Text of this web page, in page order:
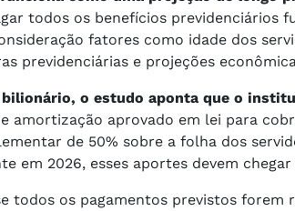
todos os benefícios previdenciários
fatores como idade dos
previdenciárias e projeções
o estudo aponta que o
amortização aprovado em lei para
de 50% sobre a folha dos
em 2026, esses aportes devem
todos os pagamentos previstos